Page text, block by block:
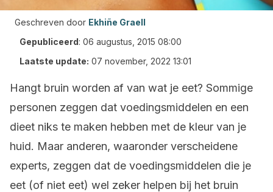
Geschreven door Ekhiñe Graell
Gepubliceerd: 06 augustus, 2015 08:00
Laatste update: 07 november, 2022 13:01
Hangt bruin worden af van wat je eet? Sommige
personen zeggen dat voedingsmiddelen en een
dieet niks te maken hebben met de kleur van je
huid. Maar anderen, waaronder verscheidene
experts, zeggen dat de voedingsmiddelen die je
eet (of niet eet) wel zeker helpen bij het bruin